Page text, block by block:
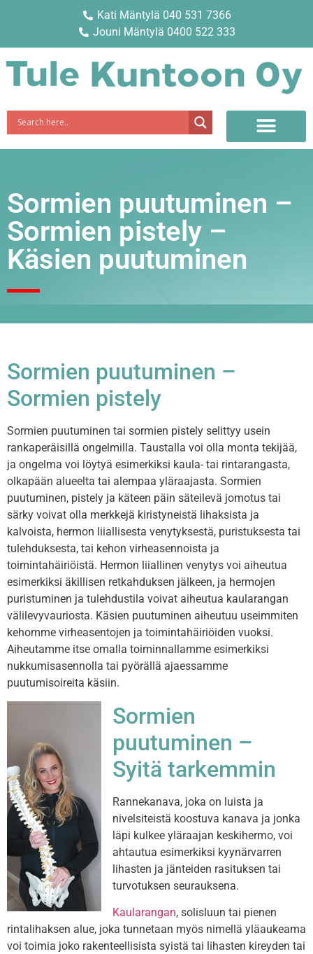
Kati Mäntylä 040 531 7366
Jouni Mäntylä 0400 522 333
Sormien puutuminen –
Sormien pistely –
Käsien puutuminen
Sormien puutuminen –
Sormien pistely
Sormien puutuminen tai sormien pistely selittyy usein
rankaperäisillä ongelmilla. Taustalla voi olla monta tekijää,
ja ongelma voi löytyä esimerkiksi kaula- tai rintarangasta,
olkapään alueelta tai alempaa yläraajasta. Sormien
puutuminen, pistely ja käteen päin säteilevä jomotus tai
särky voivat olla merkkejä kiristyneistä lihaksista ja
kalvoista, hermon liiallisesta venytyksestä, puristuksesta tai
tulehduksesta, tai kehon virheasennoista ja
toimintahäiriöistä. Hermon liiallinen venytys voi aiheutua
esimerkiksi äkillisen retkahduksen jälkeen, ja hermojen
puristuminen ja tulehdustila voivat aiheutua kaularangan
välilevyvauriosta. Käsien puutuminen aiheutuu useimmiten
kehomme virheasentojen ja toimintahäiriöiden vuoksi.
Aiheutamme itse omalla toiminnallamme esimerkiksi
nukkumisasennolla tai pyörällä ajaessamme
puutumisoireita käsiin.
Sormien
puutuminen –
Syitä tarkemmin
Rannekanava, joka on luista ja
nivelsiteistä koostuva kanava ja jonka
läpi kulkee yläraajan keskihermo, voi
ahtautua esimerkiksi kyynärvarren
lihasten ja jänteiden rasituksen tai
turvotuksen seurauksena.
Kaularangan, solisluun tai pienen
rintalihaksen alue, joka tunnetaan myös nimellä yläaukeama
voi toimia joko rakenteellisista syistä tai lihasten kireyden tai